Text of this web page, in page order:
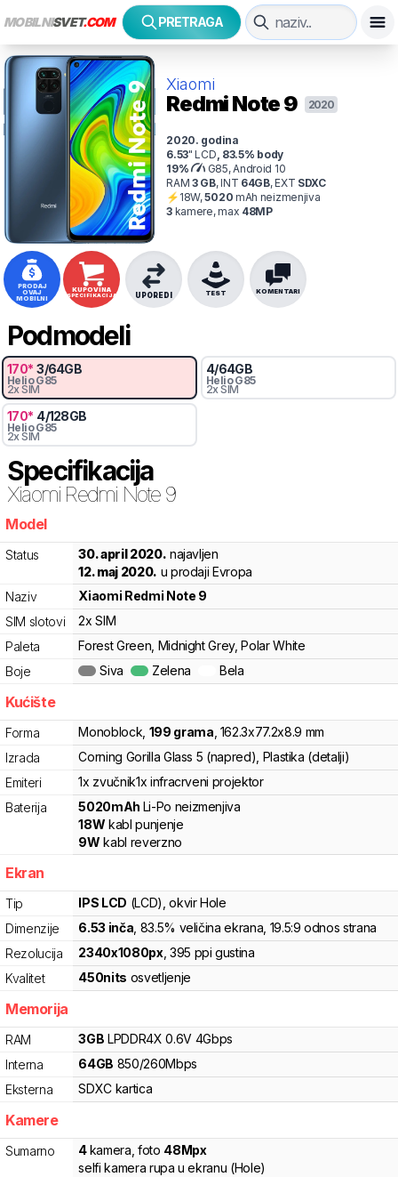
MOBILNISVET.COM PRETRAGA
Xiaomi
Redmi Note 9 2020
2020. godina
6.53" LCD 83.5% body
19%
G85, Android 10
RAM 3GB,INT 64GB,EXT SDXC
⚡ 18W,5020 mAh neizmenjiva
3 kamere, max 48MP
PRODAJ
OVAJ
MOBILNI
KUPOVINA
SPECIFIKACIJA TEST KOMENTARI
UPOREDI
Podmodeli
170* 3/64GB
Helio G85
2x SIM
4/64GB
Helio G85
2x SIM
170* 4/128GB
Helio G85
2x SIM
Specifikacija
Xiaomi Redmi Note 9
Model
Status 30. april 2020. najavljen
12. maj 2020. u prodaji Evropa
Naziv
Xiaomi Redmi Note 9
SIM slotovi
2x SIM
Paleta
Forest Green, Midnight Grey, Polar White
Boje
Siva Zelena Bela
Kućište
Forma Monoblock 199 grama 162.3x77.2x8.9 mm
Izrada
Corning Gorilla Glass 5 (napred), Plastika (detalji)
Emiteri
1x zvučnik1x infracrveni projektor
Baterija
5020mAh Li-Po neizmenjiva
18W kabl punjenje
9W kabl reverzno
Ekran
Tip IPS LCD (LCD) , okvir Hole
Dimenzije
6.53 inča , 83.5% veličina ekrana , 19.5:9 odnos strana
Rezolucija
2340x1080px, 395 ppi gustina
Kvalitet
450nits osvetljenje
Memorija
RAM 3GB LPDDR4X 0.6V 4Gbps
Interna
64GB 850/260Mbps
Eksterna
SDXC kartica
Kamere
Sumarno 4kamera foto 48Mpx
selfi kamera rupa u ekranu (Hole)